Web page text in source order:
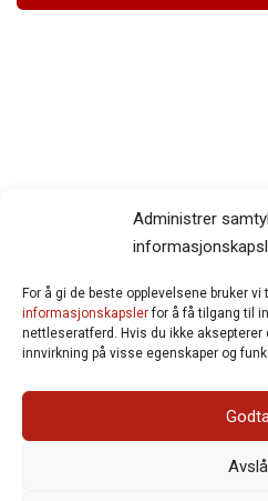
Administrer
For å gi de beste opplevelsene bruker
informasjonskapslerfor å få tilgang til
nettleseratferd. Hvis du ikke aksepterer
innvirkning på visse egenskaper og
Godta
Avslå
Ansvarlig redaktør
: Postboks